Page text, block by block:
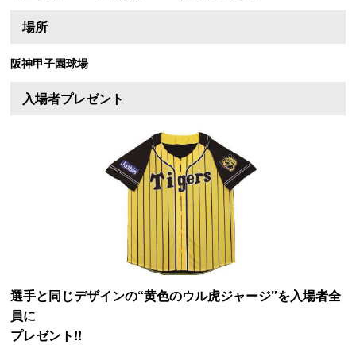
場所
阪神甲子園球場
入場者プレゼント
選手と同じデザインの“黄色のウル虎ジャージ”を入場者全
員に
プレゼント!!